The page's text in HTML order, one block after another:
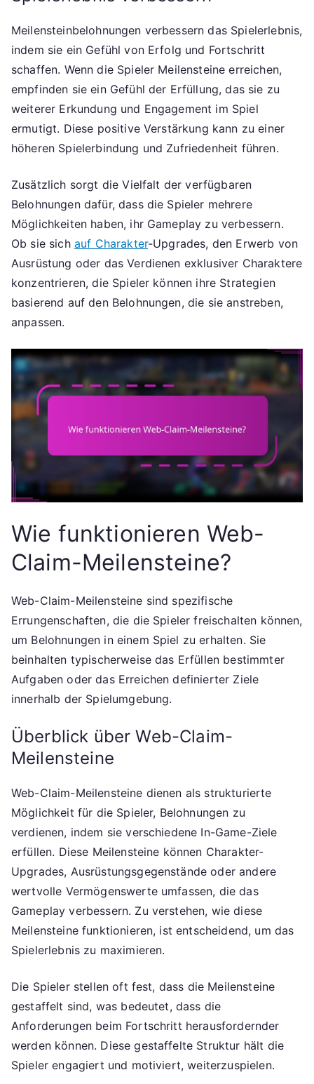
Meilensteinbelohnungen verbessern das Spielerlebnis,
indem sie ein Gefühl von Erfolg und Fortschritt
schaffen. Wenn die Spieler Meilensteine erreichen,
empfinden sie ein Gefühl der Erfüllung, das sie zu
weiterer Erkundung und Engagement im Spiel
ermutigt. Diese positive Verstärkung kann zu einer
höheren Spielerbindung und Zufriedenheit führen.
Zusätzlich sorgt die Vielfalt der verfügbaren
Belohnungen dafür, dass die Spieler mehrere
Möglichkeiten haben, ihr Gameplay zu verbessern.
Ob sie sich auf Charakter-Upgrades, den Erwerb von
Ausrüstung oder das Verdienen exklusiver Charaktere
konzentrieren, die Spieler können ihre Strategien
basierend auf den Belohnungen, die sie anstreben,
anpassen.
Wie funktionieren Web-
Claim-Meilensteine?
Web-Claim-Meilensteine sind spezifische
Errungenschaften, die die Spieler freischalten können,
um Belohnungen in einem Spiel zu erhalten. Sie
beinhalten typischerweise das Erfüllen bestimmter
Aufgaben oder das Erreichen definierter Ziele
innerhalb der Spielumgebung.
Überblick über Web-Claim-
Meilensteine
Web-Claim-Meilensteine dienen als strukturierte
Möglichkeit für die Spieler, Belohnungen zu
verdienen, indem sie verschiedene In-Game-Ziele
erfüllen. Diese Meilensteine können Charakter-
Upgrades, Ausrüstungsgegenstände oder andere
wertvolle Vermögenswerte umfassen, die das
Gameplay verbessern. Zu verstehen, wie diese
Meilensteine funktionieren, ist entscheidend, um das
Spielerlebnis zu maximieren.
Die Spieler stellen oft fest, dass die Meilensteine
gestaffelt sind, was bedeutet, dass die
Anforderungen beim Fortschritt herausfordernder
werden können. Diese gestaffelte Struktur hält die
Spieler engagiert und motiviert, weiterzuspielen.